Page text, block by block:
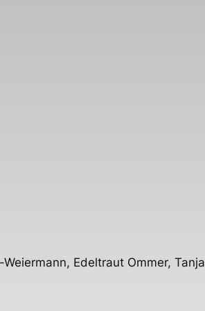
Edeltraut Ommer, Tanja